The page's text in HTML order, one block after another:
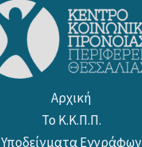
Αρχική
Το Κ.Κ.Π.Π.
Υποδείγματα Εγγράφων